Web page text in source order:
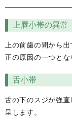
上唇小帯の異常
上の前歯の間から
正の原因の一つとな
舌小帯
舌の下のスジが強
呈します。